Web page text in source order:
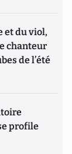
et du viol,
chanteur
de l’été
profile